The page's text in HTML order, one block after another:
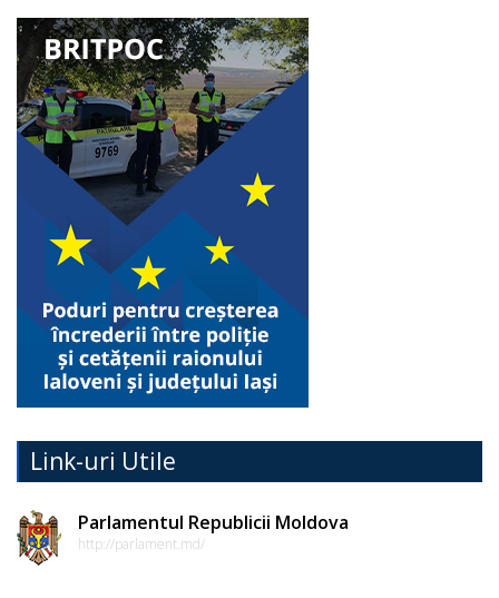
Link-uri Utile
Parlamentul Republicii Moldova
http://parlament.md/